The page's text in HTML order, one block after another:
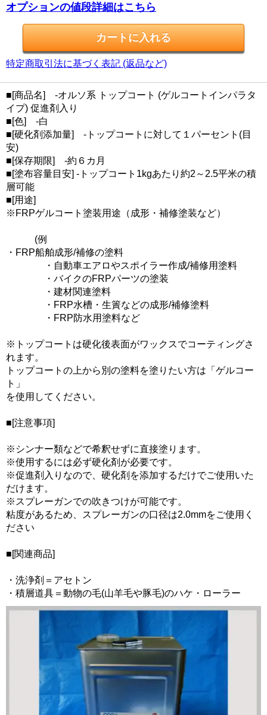
オプションの値段詳細はこちら
特定商取引法に基づく表記 (返品など)
■[商品名] -オルソ系 トップコート (ゲルコートインパラタ
イプ) 促進剤入り
■[色] -白
■[硬化剤添加量] -トップコートに対して１パーセント(目
安)
■[保存期限] -約６カ月
■[塗布容量目安] -トップコート1kgあたり約2～2.5平米の積
層可能
■[用途]
※FRPゲルコート塗装用途（成形・補修塗装など）
(例
・FRP船舶成形/補修の塗料
・自動車エアロやスポイラー作成/補修用塗料
・バイクのFRPパーツの塗装
・建材関連塗料
・FRP水槽・生簀などの成形/補修塗料
・FRP防水用塗料など
※トップコートは硬化後表面がワックスでコーティングさ
れます。
トップコートの上から別の塗料を塗りたい方は「ゲルコー
ト」
を使用してください。
■[注意事項]
※シンナー類などで希釈せずに直接塗ります。
※使用するには必ず硬化剤が必要です。
※促進剤入りなので、硬化剤を添加するだけでご使用いた
だけます。
※スプレーガンでの吹きつけが可能です。
粘度があるため、スプレーガンの口径は2.0mmをご使用く
ださい
■[関連商品]
・洗浄剤＝アセトン
・積層道具＝動物の毛(山羊毛や豚毛)のハケ・ローラー